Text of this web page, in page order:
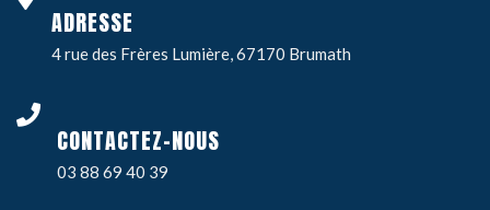
ADRESSE
4 rue des Frères Lumière, 67170 Brumath
CONTACTEZ-NOUS
03 88 69 40 39